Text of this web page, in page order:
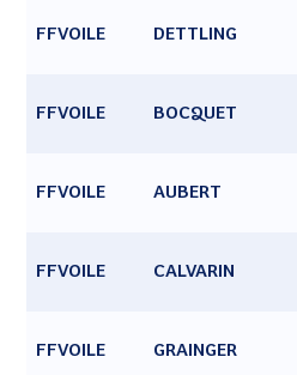
FFVOILE DETTLING
FFVOILE BOCQUET
FFVOILE AUBERT
FFVOILE CALVARIN
FFVOILE GRAINGER